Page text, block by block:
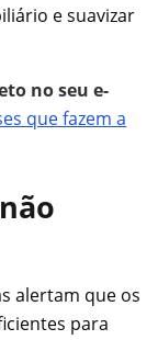
e suavizar
no seu e-
que fazem a
alertam que os
para